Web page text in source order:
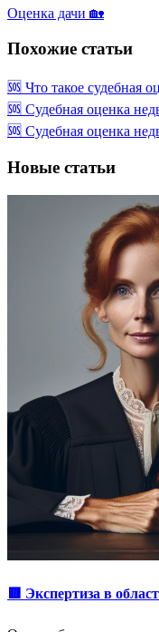
Оценка дачи 🏡
Похожие статьи
🆘 Что такое судебная
🆘 Судебная оценка
🆘 Судебная оценка
Новые статьи
🟥 Экспертиза в